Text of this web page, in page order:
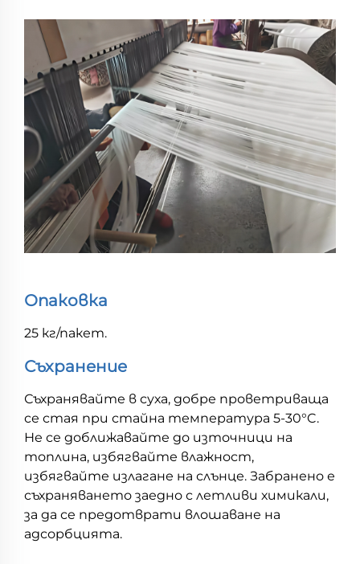
Опаковка
25 кг/пакет.
Съхранение
Съхранявайте в суха, добре проветриваща
се стая при стайна температура 5-30°C.
Не се доближавайте до източници на
топлина, избягвайте влажност,
избягвайте излагане на слънце. Забранено е
съхраняването заедно с летливи химикали,
за да се предотврати влошаване на
адсорбцията.